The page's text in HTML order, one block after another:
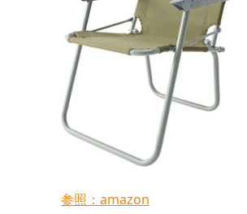
参照：amazon